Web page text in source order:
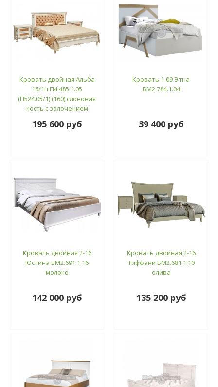
Кровать двойная Альба
16/1п П4.485.1.05
(П524.05/1) (160) слоновая
кость с золочением
195 600 руб
Кровать 1-09 Этна
БМ2.784.1.04
39 400 руб
Кровать двойная 2-16
Юстина БМ2.691.1.16
молоко
142 000 руб
Кровать двойная 2-16
Тиффани БМ2.681.1.10
олива
135 200 руб